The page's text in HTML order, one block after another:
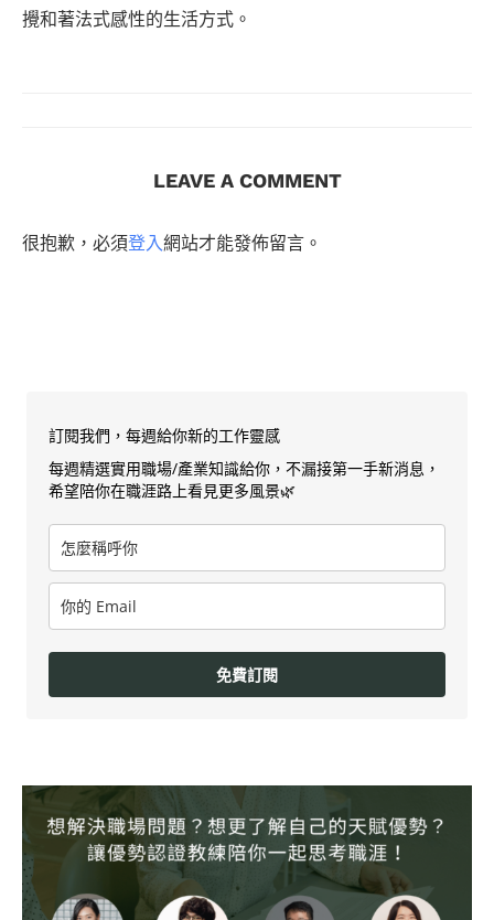
攪和著法式感性的生活方式。
LEAVE A COMMENT
很抱歉，必須登入網站才能發佈留言。
訂閱我們，每週給你新的工作靈感
每週精選實用職場/產業知識給你，不漏接第一手新消息，
希望陪你在職涯路上看見更多風景🌿
免費訂閱